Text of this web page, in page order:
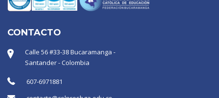
CONTACTO
Calle 56 #33-38 Bucaramanga -
Santander - Colombia
607-6971881